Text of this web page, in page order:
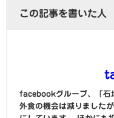
この記事を書いた人
facebookグループ、「石
外食の機会は減りました